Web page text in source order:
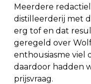
Meerdere
distilleerderij met
erg tof en dat
geregeld over
enthousiasme viel
daardoor hadden
prijsvraag.